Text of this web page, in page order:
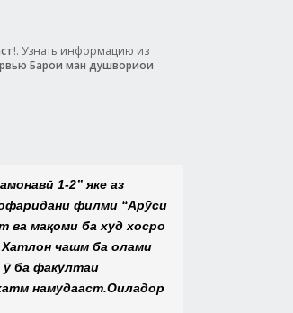
!. Узнать информацию из
Барои ман душвориҳои
1-2” яке аз
филми “Арӯси
ва мақоми ба худ хосро
Хатлон чашм ба олами
ба факултаи
намудааст.Оиладор